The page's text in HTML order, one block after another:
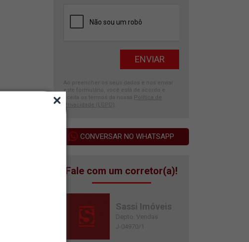
Ao preencher os seus dados e nos enviar
este formulário, você está de acordo e
aceita os termos da nossa
Política de
Privacidade (LGPD)
CONVERSAR NO WHATSAPP
Fale com um corretor(a)!
Sassi Imóveis
Depto. Vendas
J-04970/1